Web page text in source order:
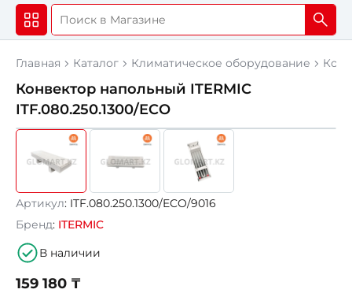
Главная Каталог Климатическое оборудование
Конвектор напольный ITERMIC
ITF.080.250.1300/ECO
Артикул: ITF.080.250.1300/ECO/9016
Бренд: ITERMIC
В наличии
159 180 ₸